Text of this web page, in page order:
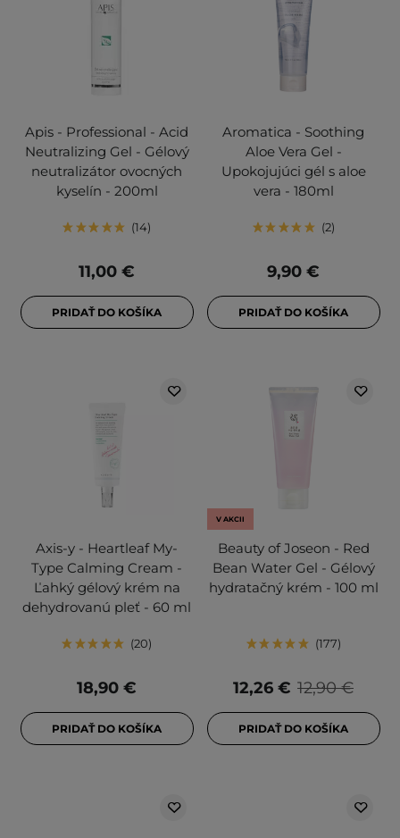
Apis - Professional - Acid
Neutralizing Gel - Gélový
neutralizátor ovocných
kyselín - 200ml
14
11,00 €
PRIDAŤ DO KOŠÍKA
Aromatica - Soothing
Aloe Vera Gel -
Upokojujúci gél s aloe
vera - 180ml
2
9,90 €
PRIDAŤ DO KOŠÍKA
Axis-y - Heartleaf My-
Type Calming Cream -
Ľahký gélový krém na
dehydrovanú pleť - 60 ml
20
18,90 €
PRIDAŤ DO KOŠÍKA
V AKCII
Beauty of Joseon - Red
Bean Water Gel - Gélový
hydratačný krém - 100 ml
177
12,90 €
12,26 €
PRIDAŤ DO KOŠÍKA